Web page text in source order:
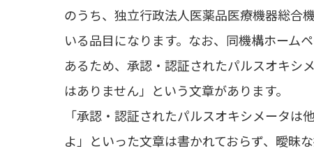
のうち、独立行政法人医薬品医療機器総合
いる品目になります。なお、同機構ホーム
あるため、承認・認証されたパルスオキシ
はありません」という文章があります。
「承認・認証されたパルスオキシメータ
よ」といった文章は書かれておらず、曖昧